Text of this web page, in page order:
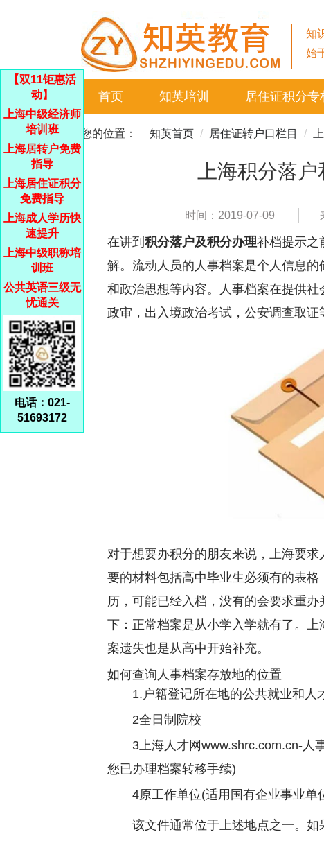
【双11钜惠活
动】
上海中级经济师
培训班
上海居转户免费
指导
上海居住证积分
免费指导
上海成人学历快
速提升
上海中级职称培
训班
公共英语三级无
忧通关
电话：021-
51693172
知
始
首页 知英培训 居住证积分专
您的位置： 知英首页 居住证转户口栏目
上海积分落
时间：2019-07-09
在讲到积分落户及积分办理补档提示之
解。流动人员的人事档案是个人信息
和政治思想等内容。人事档案在提供
政审，出入境政治考试，公安调查取证
对于想要办积分的朋友来说，上海要
要的材料包括高中毕业生必须有的表
历，可能已经入档，没有的会要求重
下：正常档案是从小学入学就有了。
案遗失也是从高中开始补充。
如何查询人事档案存放地的位置
1.户籍登记所在地的公共就业和人
2全日制院校
3上海人才网www.shrc.com.cn-人
您已办理档案转移手续)
4原工作单位(适用国有企业事业单
该文件通常位于上述地点之一。